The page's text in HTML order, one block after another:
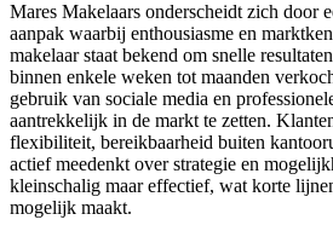
Mares Makelaars onderscheidt zich door
aanpak waarbij enthousiasme en
makelaar staat bekend om snelle
binnen enkele weken tot maanden
gebruik van sociale media en
aantrekkelijk in de markt te zetten.
flexibiliteit, bereikbaarheid buiten
actief meedenkt over strategie en
kleinschalig maar effectief, wat korte
mogelijk maakt.